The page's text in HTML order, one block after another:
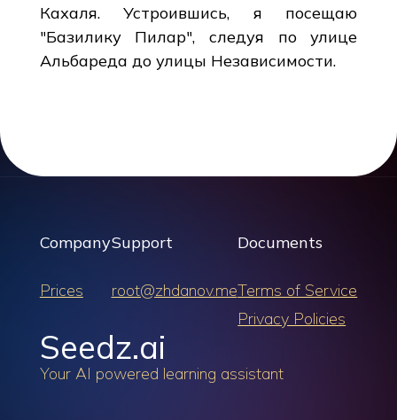
Кахаля. Устроившись, я посещаю
"Базилику Пилар", следуя по улице
Альбареда до улицы Независимости.
Company
Prices
Support
root@zhdanov.me
Documents
Terms of Service
Privacy Policies
Seedz.ai
Your AI powered learning assistant